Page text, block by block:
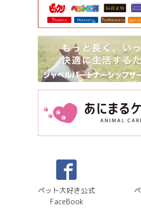
ペット大好き公式
FaceBook